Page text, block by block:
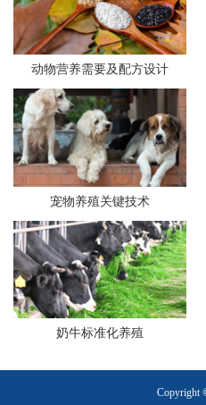
动物营养需要及配方设计
宠物养殖关键技术
奶牛标准化养殖
Copyright